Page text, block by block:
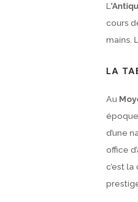
L
cours
mains.
LA
Au
d’une
office
c’est